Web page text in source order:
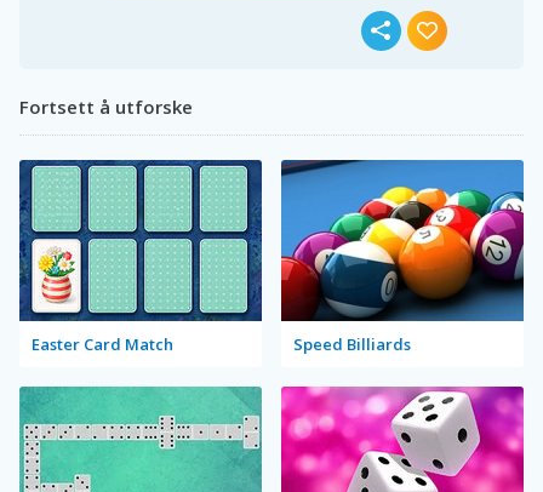
Fortsett å utforske
Easter Card Match Speed Billiards